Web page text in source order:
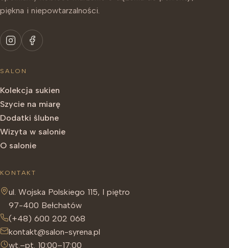
piękna i niepowtarzalności.
SALON
Kolekcja sukien
Szycie na miarę
Dodatki ślubne
Wizyta w salonie
O salonie
KONTAKT
ul. Wojska Polskiego 115, I piętro
97-400 Bełchatów
(+48) 600 202 068
kontakt@salon-syrena.pl
wt.–pt. 10:00–17:00